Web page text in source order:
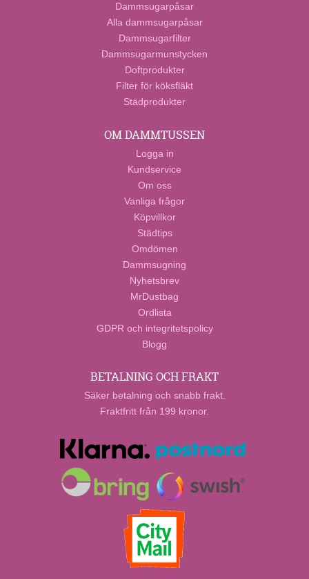
Dammsugarpåsar
Alla dammsugarpåsar
Dammsugarfilter
Dammsugarmunstycken
Doftprodukter
Filter för köksfläkt
Städprodukter
OM DAMMTUSSEN
Logga in
Kundservice
Om oss
Vanliga frågor
Köpvillkor
Städtips
Omdömen
Dammsugning
Nyhetsbrev
MrDustbag
Ordlista
GDPR och integritetspolicy
Blogg
BETALNING OCH FRAKT
Säker betalning och snabb frakt.
Fraktfritt från 199 kronor.